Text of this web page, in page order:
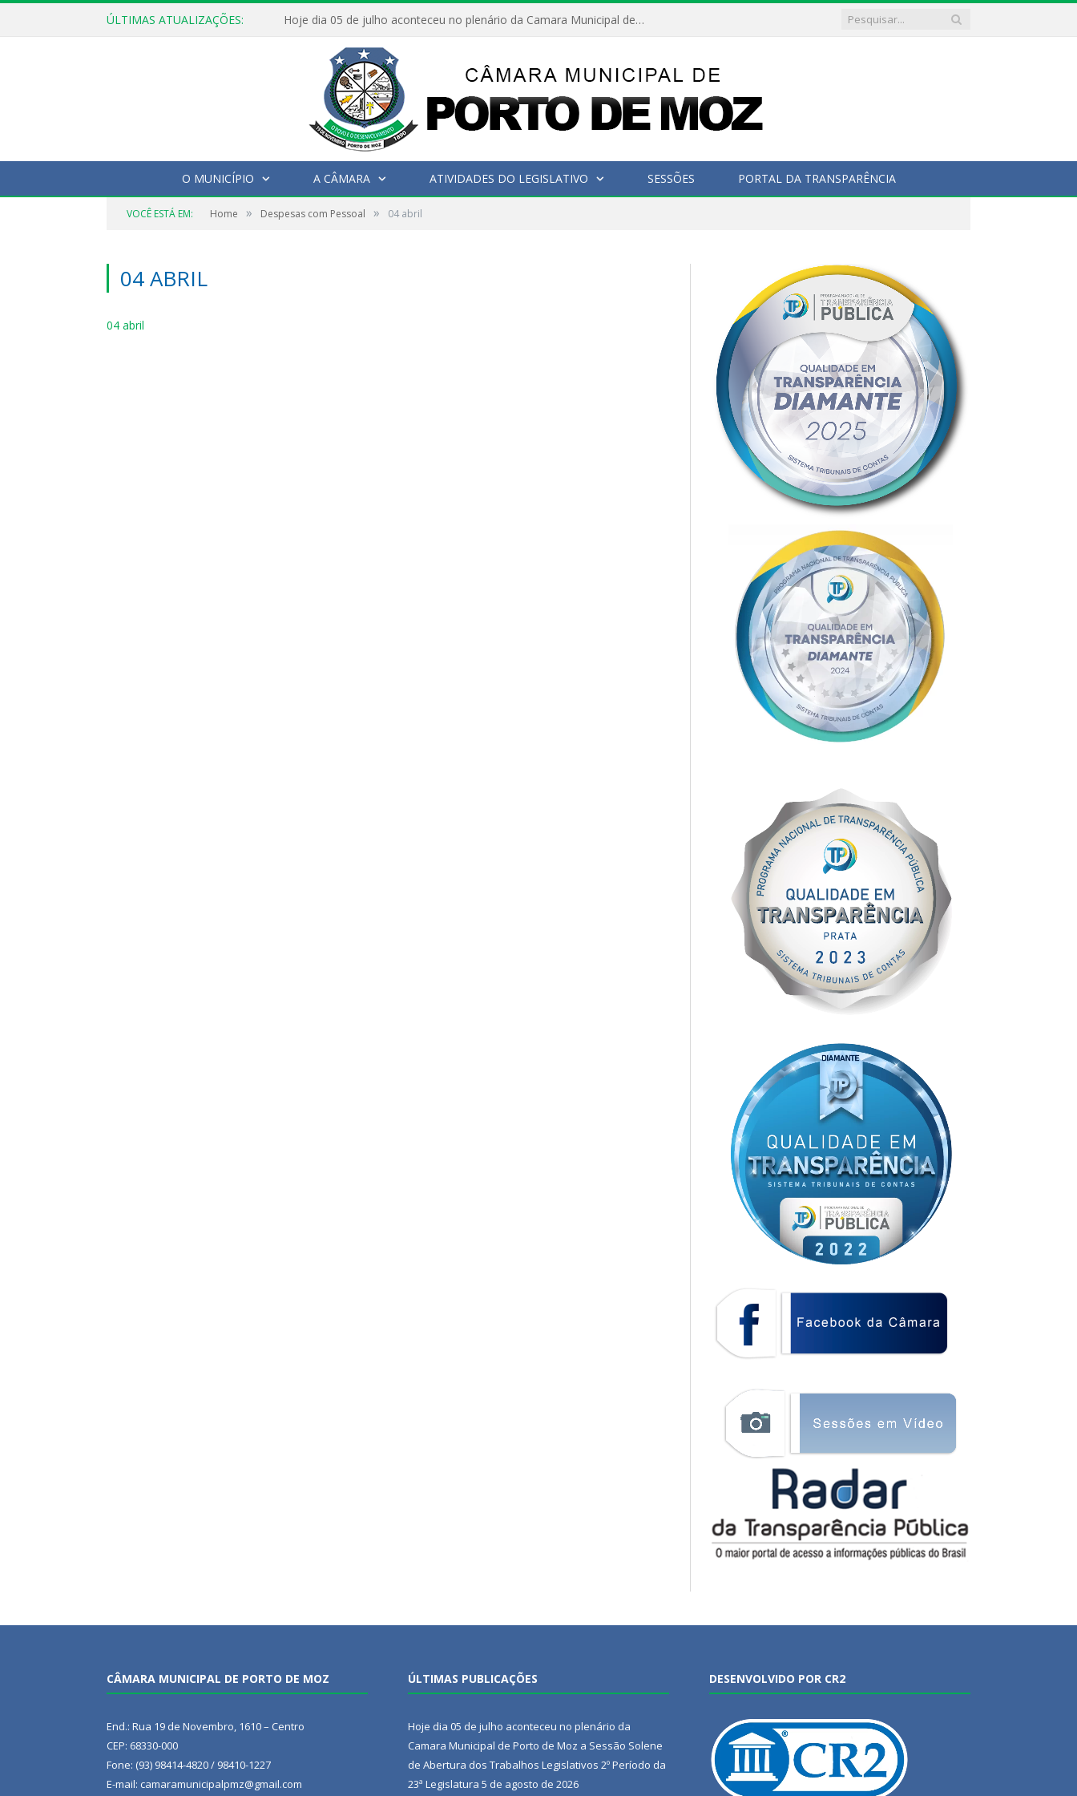
ÚLTIMAS ATUALIZAÇÕES: Hoje dia 05 de julho aconteceu no plenário da Camara Municipal de Porto de Moz a Sessão Solene de Abertura dos Trabalhos Legislativos 2º Período da 23ª Legislatura
O MUNICÍPIO A CÂMARA ATIVIDADES DO LEGISLATIVO SESSÕES PORTAL DA TRANSPARÊNCIA
VOCÊ ESTÁ EM: Home » Despesas com Pessoal » 04 abril
04 ABRIL
04 abril
CÂMARA MUNICIPAL DE PORTO DE MOZ
End.: Rua 19 de Novembro, 1610 – Centro
CEP: 68330-000
Fone: (93) 98414-4820 / 98410-1227
E-mail: camaramunicipalpmz@gmail.com
ÚLTIMAS PUBLICAÇÕES
Hoje dia 05 de julho aconteceu no plenário da
Camara Municipal de Porto de Moz a Sessão Solene
de Abertura dos Trabalhos Legislativos 2º Período da
23ª Legislatura 5 de agosto de 2026
DESENVOLVIDO POR CR2